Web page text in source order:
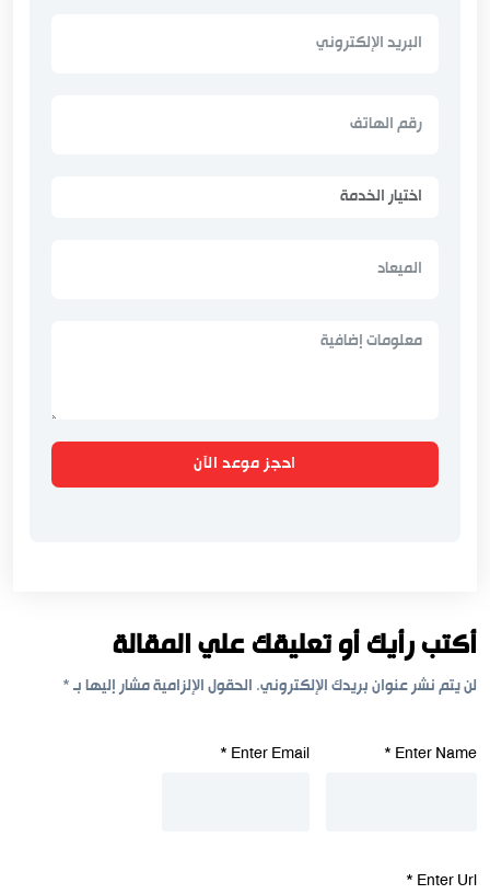
احجز موعد الآن
أكتب رأيك أو تعليقك علي المقالة
لن يتم نشر عنوان بريدك الإلكتروني. الحقول الإلزامية مشار إليها بـ*
Enter Name
*
Enter Email
*
Enter Url
*